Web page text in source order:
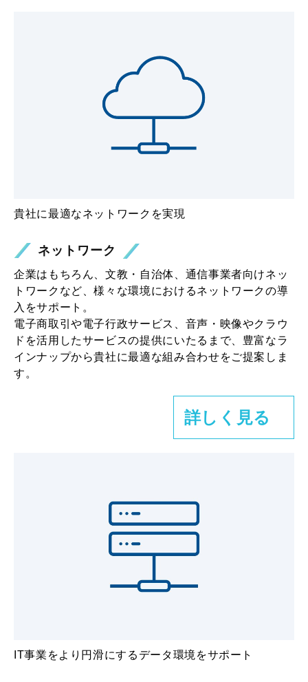
貴社に最適なネットワークを実現
ネットワーク
企業はもちろん、文教・自治体、通信事業者向けネッ
トワークなど、様々な環境におけるネットワークの導
入をサポート。
電子商取引や電子行政サービス、音声・映像やクラウ
ドを活用したサービスの提供にいたるまで、豊富なラ
インナップから貴社に最適な組み合わせをご提案しま
す。
詳しく見る
IT事業をより円滑にするデータ環境をサポート